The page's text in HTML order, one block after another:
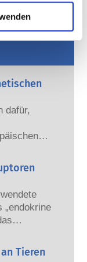
dafür,
und
tragen
„endokrine
Nur
zu
Tieren